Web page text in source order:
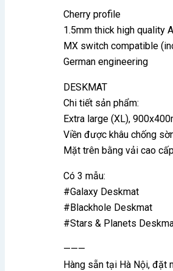
Cherry profile
1.5mm thick high quality
MX switch compatible
German engineering
DESKMAT
Chi tiết sản phẩm:
Extra large (XL),
Viền được khâu chống
Mặt trên bằng vải cao
Có 3 mẫu:
#Galaxy Deskmat
#Blackhole Deskmat
#Stars & Planets
———
Hàng sẵn tại Hà Nội, đặt